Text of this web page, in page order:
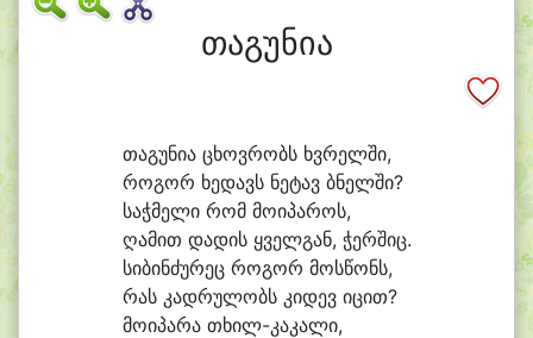
თაგუნია
თაგუნია ცხოვრობს ხვრელში,
როგორ ხედავს ნეტავ ბნელში?
საჭმელი რომ მოიპაროს,
ღამით დადის ყველგან, ჭერშიც.
სიბინძურეც როგორ მოსწონს,
რას კადრულობს კიდევ იცით?
მოიპარა თხილ-კაკალი,